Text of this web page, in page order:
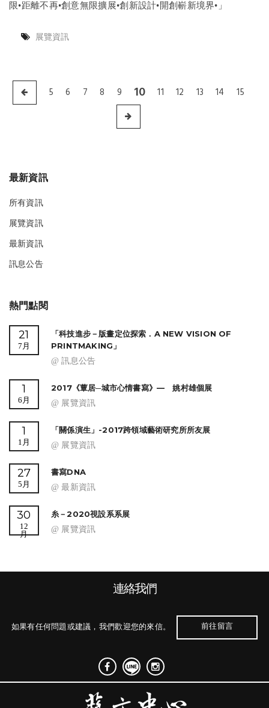
限•距離不再•創意無限擴展•創新設計•開創嶄新境界•」
展覽資訊
5 6 7 8 9 10 11 12 13 14 15
最新資訊
所有資訊
展覽資訊
最新資訊
訊息公告
熱門點閱
21
7月
「科技進步－版畫定位探索．A NEW VISION OF
PRINTMAKING」
@ 訊息公告
1
6月
2017《蕈居─城市心情書寫》— 姚村雄個展
@ 展覽資訊
1
1月
「關係演生」-2017跨領域藝術研究所所友展
@ 展覽資訊
27
5月
書寫DNA
@ 最新資訊
30
12
月
糸－2020視設系系展
@ 展覽資訊
連絡我們
如果有任何問題或建議，我們歡迎您的來信。 前往留言